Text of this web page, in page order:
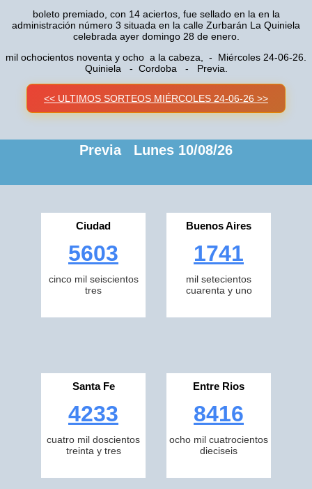
boleto premiado, con 14 aciertos, fue sellado en la en la
administración número 3 situada en la calle Zurbarán La Quiniela
celebrada ayer domingo 28 de enero.
mil ochocientos noventa y ocho a la cabeza, - Miércoles 24-06-26.
Quiniela - Cordoba - Previa.
<< ULTIMOS SORTEOS MIÉRCOLES 24-06-26 >>
Previa Lunes 10/08/26
Ciudad
5603
cinco mil seiscientos
tres
Buenos Aires
1741
mil setecientos
cuarenta y uno
Santa Fe
4233
cuatro mil doscientos
treinta y tres
Entre Rios
8416
ocho mil cuatrocientos
dieciseis